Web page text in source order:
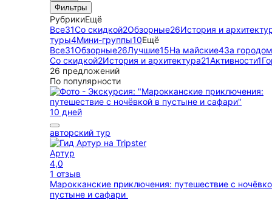
Фильтры
РубрикиЕщё
Все31Со скидкой2Обзорные26История и
туры4Мини-группы10Ещё
Все31Обзорные26Лучшие15На майские4За
Со скидкой2История и архитектура21Активности1
26 предложений
По популярности
10 дней
авторский тур
Артур
4,0
1 отзыв
Марокканские приключения: путешествие с
пустыне и сафари